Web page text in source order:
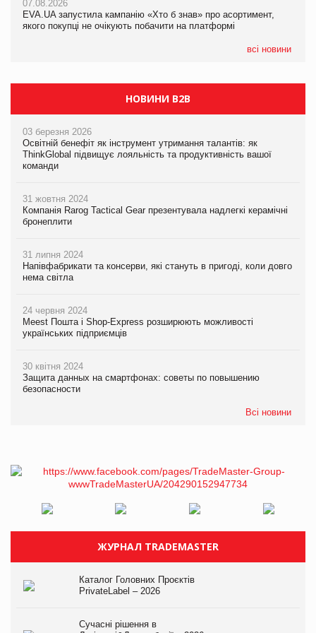
07.08.2026
EVA.UA запустила кампанію «Хто б знав» про асортимент,
якого покупці не очікують побачити на платформі
всі новини
05.08.2026
Мережа супермаркетів VARUS купує мережу магазинів
НОВИНИ B2B
03 березня 2026
Освітній бенефіт як інструмент утримання талантів: як
ThinkGlobal підвищує лояльність та продуктивність вашої
команди
31 жовтня 2024
Компанія Rarog Tactical Gear презентувала надлегкі керамічні
бронеплити
31 липня 2024
Напівфабрикати та консерви, які стануть в пригоді, коли довго
нема світла
24 червня 2024
Meest Пошта і Shop-Express розширюють можливості
українських підприємців
30 квітня 2024
Защита данных на смартфонах: советы по повышению
безопасности
Всі новини
ЖУРНАЛ TRADEMASTER
Каталог Головних Проєктів
PrivateLabel – 2026
Сучасні рішення в